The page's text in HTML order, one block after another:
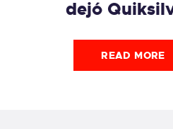
dejó
READ MORE